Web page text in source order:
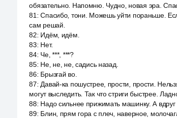
обязательно. Напомню. Чудно, новая эра.
81 :Спасибо, тони. Можешь уйти пораньше.
сам решай.
82: Идём, идём.
83: Нет.
84: Че, ***, ***?
85: Не, не, не, садись назад.
86: Брызгай во.
87: Давай-ка пошустрее, прости, прости.
могут выследить. Так что стриги быстрее.
88: Надо сильнее прижимать машинку. А
89: Блин, прям гора с плеч, наверное,